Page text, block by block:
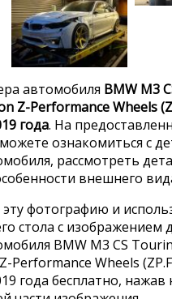
автомобиля BMW M3
Z-Performance Wheels
года. На
ознакомиться с
рассмотреть
внешнего
эту фотографию и
стола с изображением
BMW M3 CS
Performance Wheels
года бесплатно, нажав